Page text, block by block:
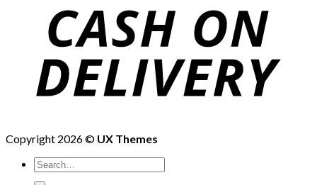
Copyright 2026 © UX Themes